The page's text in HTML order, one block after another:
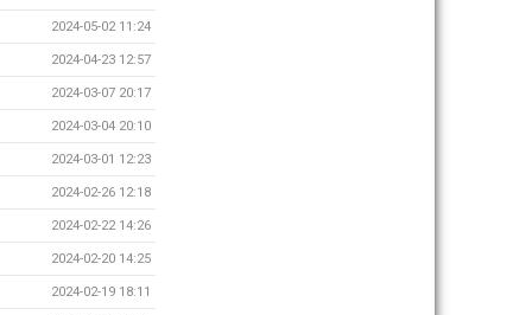
2024-05-02 11:24
2024-04-23 12:57
2024-03-07 20:17
2024-03-04 20:10
2024-03-01 12:23
2024-02-26 12:18
2024-02-22 14:26
2024-02-20 14:25
2024-02-19 18:11